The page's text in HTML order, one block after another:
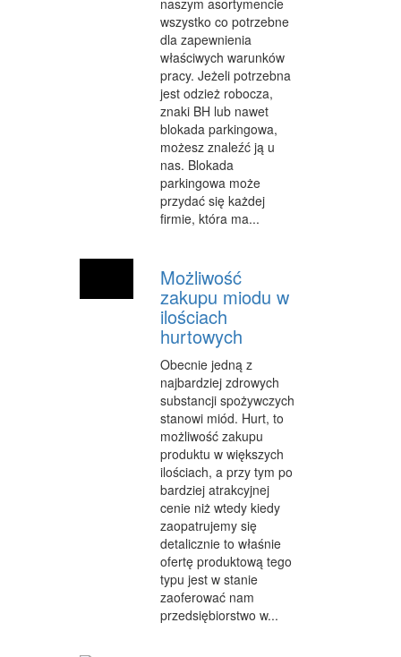
INFORMATYCZNE
RESTAURACJE, CATERING
FOTOGRAFIA
ADWOKACI, PORADY PRAWNE
WETERYNARYJNE, HODOWLA ZWIERZĄT
SPRZĄTANIE, PORZĄDKOWANIE
SERWIS
INNE USŁUGI
ZWIEDZANIE
HOTELE I NOCLEGI
PODRÓŻE
WYPOCZYNEK
URODA
DIETETYKA, ODCHUDZANIE
KOSMETYKI
LECZENIE
SALONY KOSMETYCZNE
wszystko co potrzebne
dla zapewnienia
właściwych warunków
pracy. Jeżeli potrzebna
jest odzież robocza,
znaki BH lub nawet
blokada parkingowa,
możesz znaleźć ją u
nas. Blokada
parkingowa może
przydać się każdej
firmie, która ma...
Możliwość
zakupu miodu w
ilościach
hurtowych
Obecnie jedną z
najbardziej zdrowych
substancji spożywczych
stanowi miód. Hurt, to
możliwość zakupu
produktu w większych
ilościach, a przy tym po
bardziej atrakcyjnej
cenie niż wtedy kiedy
zaopatrujemy się
detalicznie to właśnie
ofertę produktową tego
typu jest w stanie
zaoferować nam
przedsiębiorstwo w...